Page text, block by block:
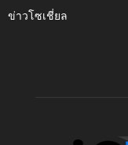
ข่าวโซเชี่ยล